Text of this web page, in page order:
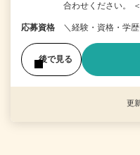
合わせください。
応募資格 ＼経験・資格・学
後で見る
更